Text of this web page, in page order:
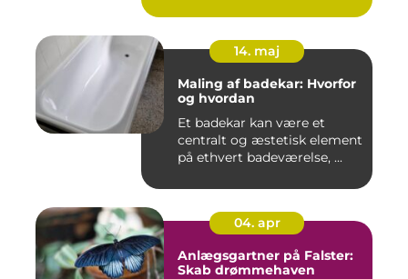
14. maj
Maling af badekar: Hvorfor
og hvordan
Et badekar kan være et
centralt og æstetisk element
på ethvert badeværelse, ...
04. apr
Anlægsgartner på Falster:
Skab drømmehaven